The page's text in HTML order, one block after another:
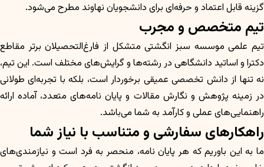
گزینه قابل اعتماد و حرفه‌ای برای دانشجویان نهاوند مطرح می‌شود.
تیم متخصص و مجرب
تیم علمی موسسه سبز انگشتی متشکل از فارغ‌التحصیلان برتر مقاطع
دکترا و اساتید دانشگاهی در رشته‌ها و گرایش‌های مختلف است. این تیم،
نه تنها از دانش تخصصی عمیقی برخوردار است، بلکه با تجربه‌ای طولانی
در زمینه پژوهش و نگارش مقالات و پایان نامه‌های متعدد، آماده ارائه
راهنمایی‌های عملی و کارآمد به شما می‌باشد.
راهکارهای سفارشی و متناسب با نیاز شما
ما به این باوریم که هر پایان نامه، منحصر به فرد است و نیازمندی‌های